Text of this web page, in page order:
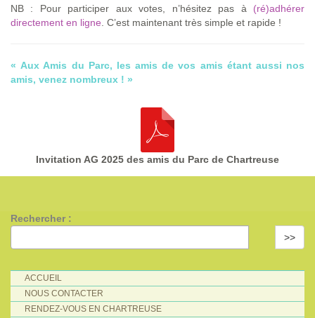
NB : Pour participer aux votes, n’hésitez pas à (ré)adhérer
directement en ligne. C’est maintenant très simple et rapide !
« Aux Amis du Parc, les amis de vos amis étant aussi nos
amis, venez nombreux ! »
Invitation AG 2025 des amis du Parc de Chartreuse
Rechercher :
>>
ACCUEIL
NOUS CONTACTER
RENDEZ-VOUS EN CHARTREUSE